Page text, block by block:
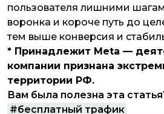
пользователя лишними
воронка и короче путь до
тем выше конверсия и
* Принадлежит Meta —
компании признана
территории РФ.
Вам была полезна эта
#бесплатный трафик